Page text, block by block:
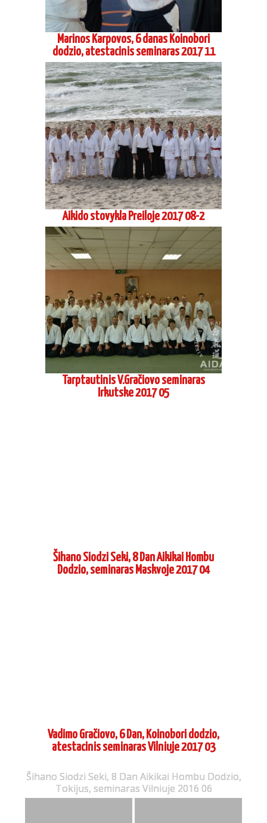
Marinos Karpovos, 6 danas Koinobori
dodzio, atestacinis seminaras 2017 11
Aikido stovykla Preiloje 2017 08-2
Tarptautinis V.Gračiovo seminaras
Irkutske 2017 05
Šihano Siodzi Seki, 8 Dan Aikikai Hombu
Dodzio, seminaras Maskvoje 2017 04
Vadimo Gračiovo, 6 Dan, Koinobori dodzio,
atestacinis seminaras Vilniuje 2017 03
Šihano Siodzi Seki, 8 Dan Aikikai Hombu Dodzio,
Tokijus, seminaras Vilniuje 2016 06